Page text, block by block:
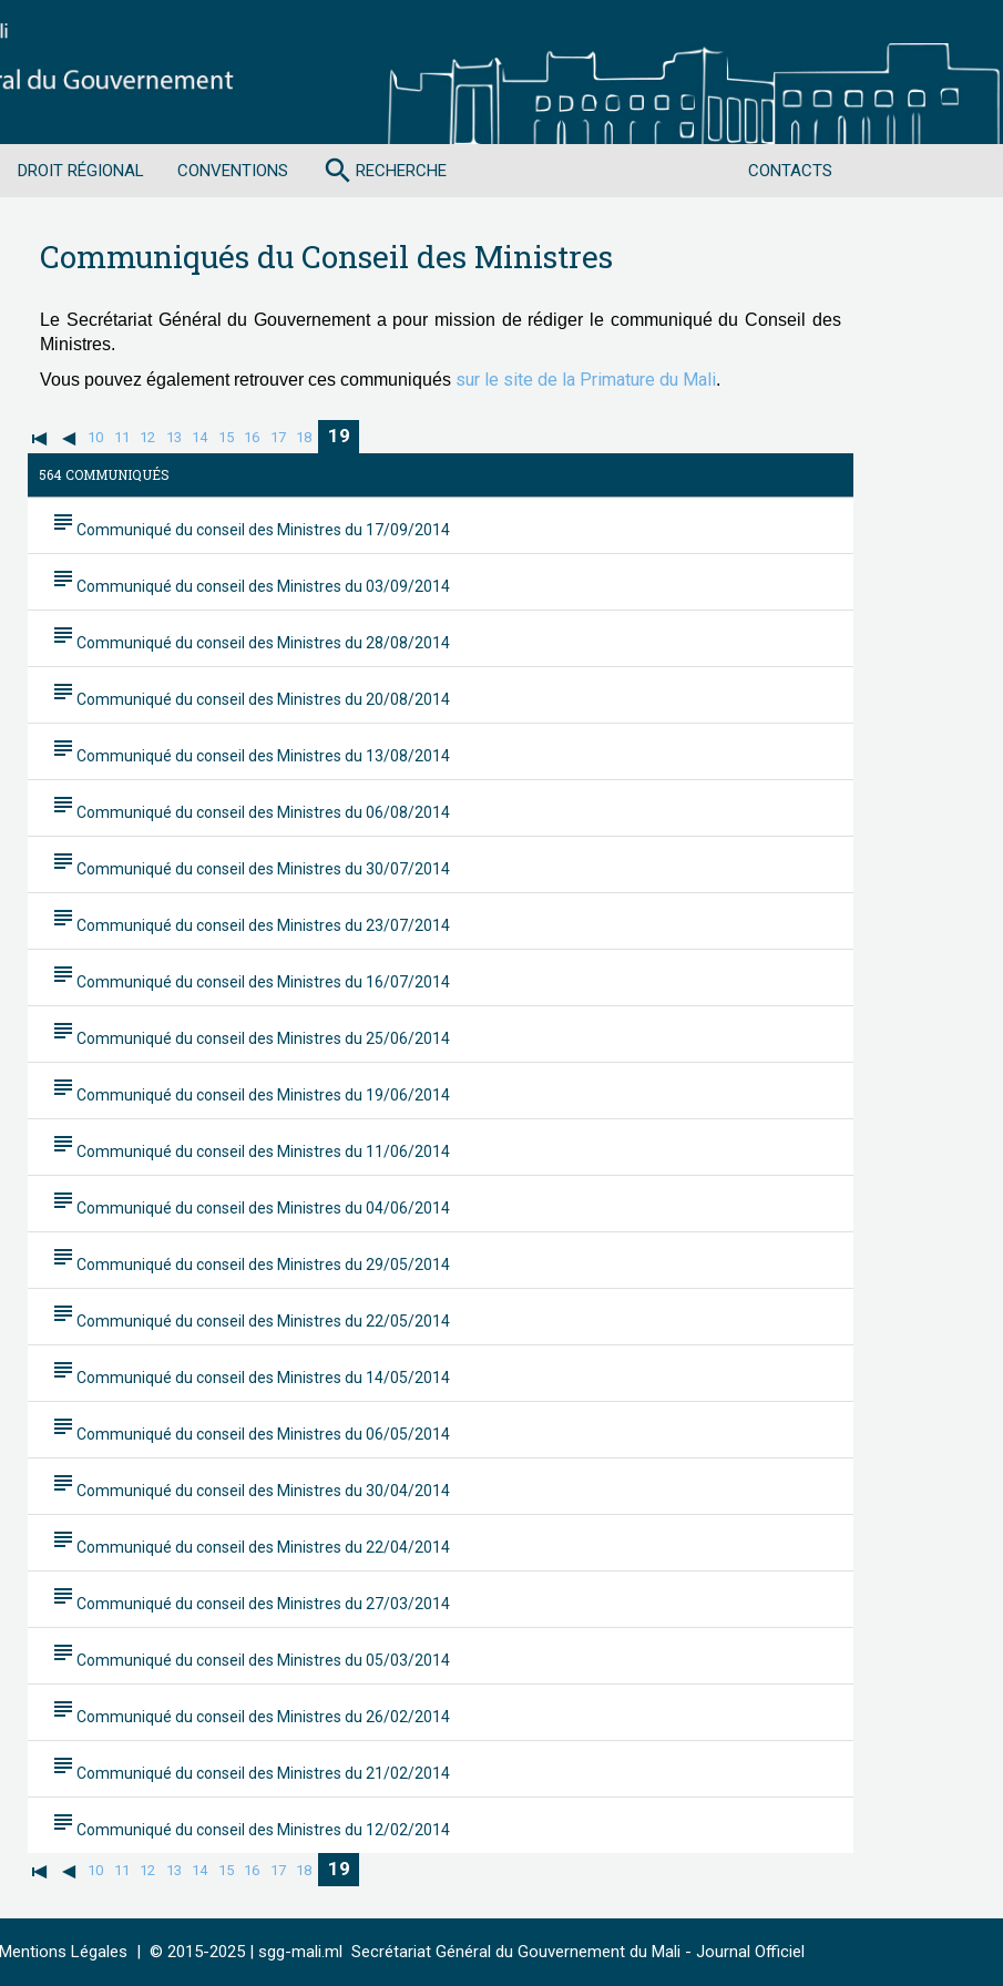
DROIT RÉGIONAL CONVENTIONS CONTACTS
search RECHERCHE
Communiqués du Conseil des Ministres
Le Secrétariat Général du Gouvernement a pour mission de rédiger le communiqué du Conseil des
Ministres.
Vous pouvez également retrouver ces communiqués sur le site de la Primature du Mali.
10 11 12 13 14 15 16 17 18 19
564 COMMUNIQUÉS
subject Communiqué du conseil des Ministres du 17/09/2014
subject Communiqué du conseil des Ministres du 03/09/2014
subject Communiqué du conseil des Ministres du 28/08/2014
subject Communiqué du conseil des Ministres du 20/08/2014
subject Communiqué du conseil des Ministres du 13/08/2014
subject Communiqué du conseil des Ministres du 06/08/2014
subject Communiqué du conseil des Ministres du 30/07/2014
subject Communiqué du conseil des Ministres du 23/07/2014
subject Communiqué du conseil des Ministres du 16/07/2014
subject Communiqué du conseil des Ministres du 25/06/2014
subject Communiqué du conseil des Ministres du 19/06/2014
subject Communiqué du conseil des Ministres du 11/06/2014
subject Communiqué du conseil des Ministres du 04/06/2014
subject Communiqué du conseil des Ministres du 29/05/2014
subject Communiqué du conseil des Ministres du 22/05/2014
subject Communiqué du conseil des Ministres du 14/05/2014
subject Communiqué du conseil des Ministres du 06/05/2014
subject Communiqué du conseil des Ministres du 30/04/2014
subject Communiqué du conseil des Ministres du 22/04/2014
subject Communiqué du conseil des Ministres du 27/03/2014
subject Communiqué du conseil des Ministres du 05/03/2014
subject Communiqué du conseil des Ministres du 26/02/2014
subject Communiqué du conseil des Ministres du 21/02/2014
subject Communiqué du conseil des Ministres du 12/02/2014
10 11 12 13 14 15 16 17 18 19
Mentions Légales © 2015-2025 | sgg-mali.ml Secrétariat Général du Gouvernement du Mali - Journal Officiel